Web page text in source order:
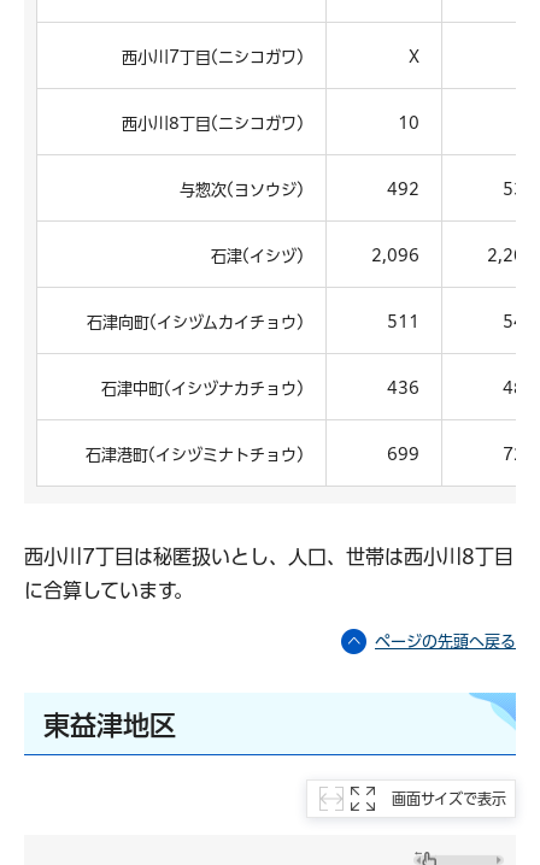
西小川7丁目(ニシコガワ) X
西小川8丁目(ニシコガワ) 10
与惣次(ヨソウジ) 492 536
石津(イシヅ) 2,096 2,207
石津向町(イシヅムカイチョウ) 511 540
石津中町(イシヅナカチョウ) 436 483
石津港町(イシヅミナトチョウ) 699 722
西小川7丁目は秘匿扱いとし、人口、世帯は西小川8丁目
に合算しています。
ページの先頭へ戻る
東益津地区
画面サイズで表示